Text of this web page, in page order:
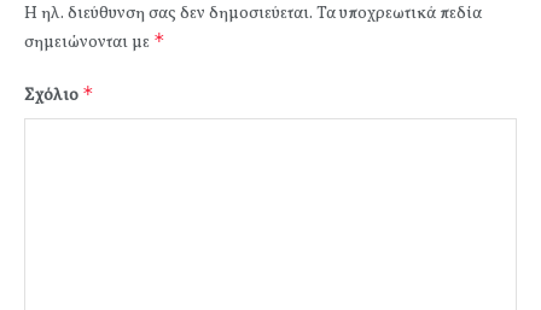
Η ηλ. διεύθυνση σας δεν δημοσιεύεται. Τα υποχρεωτικά πεδία
σημειώνονται με *
Σχόλιο *